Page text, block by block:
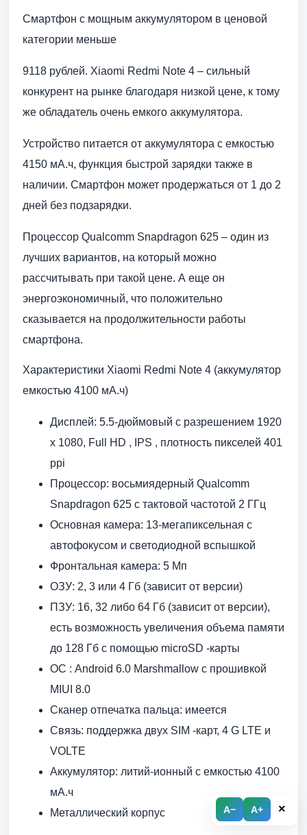
A− A+ ×
Смартфон с мощным аккумулятором в ценовой
категории меньше
9118 рублей. Xiaomi Redmi Note 4 – сильный
конкурент на рынке благодаря низкой цене, к тому
же обладатель очень емкого аккумулятора.
Устройство питается от аккумулятора с емкостью
4150 мА.ч, функция быстрой зарядки также в
наличии. Смартфон может продержаться от 1 до 2
дней без подзарядки.
Процессор Qualcomm Snapdragon 625 – один из
лучших вариантов, на который можно
рассчитывать при такой цене. А еще он
энергоэкономичный, что положительно
сказывается на продолжительности работы
смартфона.
Характеристики Xiaomi Redmi Note 4 (аккумулятор
емкостью 4100 мА.ч)
Дисплей: 5.5-дюймовый с разрешением 1920
x 1080, Full HD , IPS , плотность пикселей 401
ppi
Процессор: восьмиядерный Qualcomm
Snapdragon 625 с тактовой частотой 2 ГГц
Основная камера: 13-мегапиксельная с
автофокусом и светодиодной вспышкой
Фронтальная камера: 5 Мп
ОЗУ: 2, 3 или 4 Гб (зависит от версии)
ПЗУ: 16, 32 либо 64 Гб (зависит от версии),
есть возможность увеличения объема памяти
до 128 Гб с помощью microSD -карты
ОС : Android 6.0 Marshmallow с прошивкой
MIUI 8.0
Сканер отпечатка пальца: имеется
Связь: поддержка двух SIM -карт, 4 G LTE и
VOLTE
Аккумулятор: литий-ионный с емкостью 4100
мА.ч
Металлический корпус